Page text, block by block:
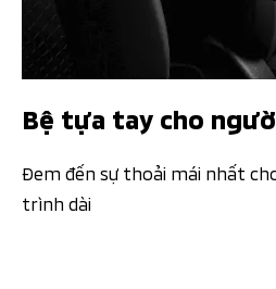
Bệ tựa tay cho
Đem đến sự thoải mái nhất
trình dài